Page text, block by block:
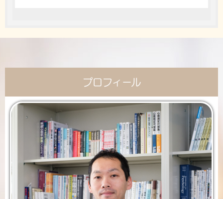
プロフィール